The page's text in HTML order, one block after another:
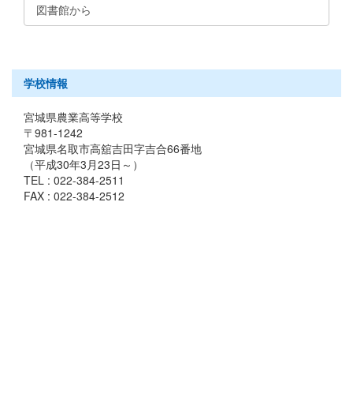
図書館から
学校情報
宮城県農業高等学校
〒981-1242
宮城県名取市高舘吉田字吉合66番地
（平成30年3月23日～）
TEL : 022-384-2511
FAX : 022-384-2512